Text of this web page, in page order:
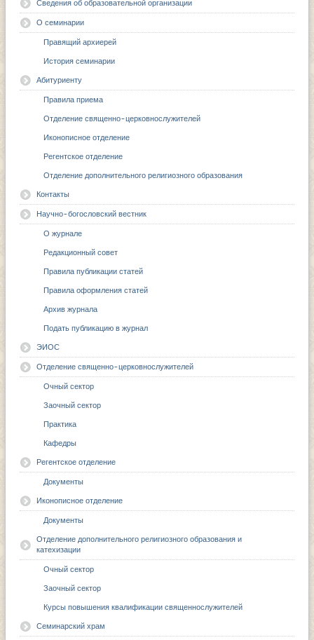
Сведения об образовательной организации
О семинарии
Правящий архиерей
История семинарии
Абитуриенту
Правила приема
Отделение священно-церковнослужителей
Иконописное отделение
Регентское отделение
Отделение дополнительного религиозного образования
Контакты
Научно-богословский вестник
О журнале
Редакционный совет
Правила публикации статей
Правила оформления статей
Архив журнала
Подать публикацию в журнал
ЭИОС
Отделение священно-церковнослужителей
Очный сектор
Заочный сектор
Практика
Кафедры
Регентское отделение
Документы
Иконописное отделение
Документы
Отделение дополнительного религиозного образования и
катехизации
Очный сектор
Заочный сектор
Курсы повышения квалификации священнослужителей
Семинарский храм